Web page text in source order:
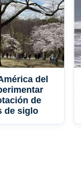
del
de
de siglo